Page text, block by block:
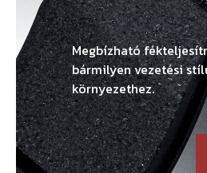
Megbízható
bármilyen vezetési
környezethez.